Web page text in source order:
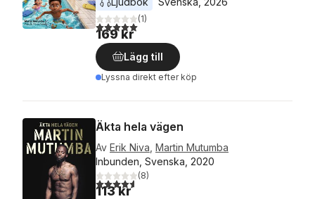
5,0utav 5 stjärnor. Totalt antal röster:
(1)
169 kr
Lägg till
Lyssna direkt efter köp
Äkta hela vägen
Av Erik Niva Martin Mutumba
Inbunden, Svenska, 2020
4,6utav 5 stjärnor. Totalt antal röster:
(8)
113 kr